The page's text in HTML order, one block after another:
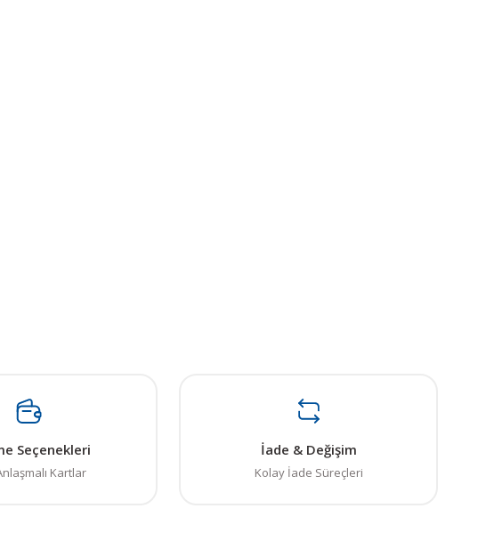
Seçenekleri
Kartlar
İade & Değişim
Kolay İade Süreçleri